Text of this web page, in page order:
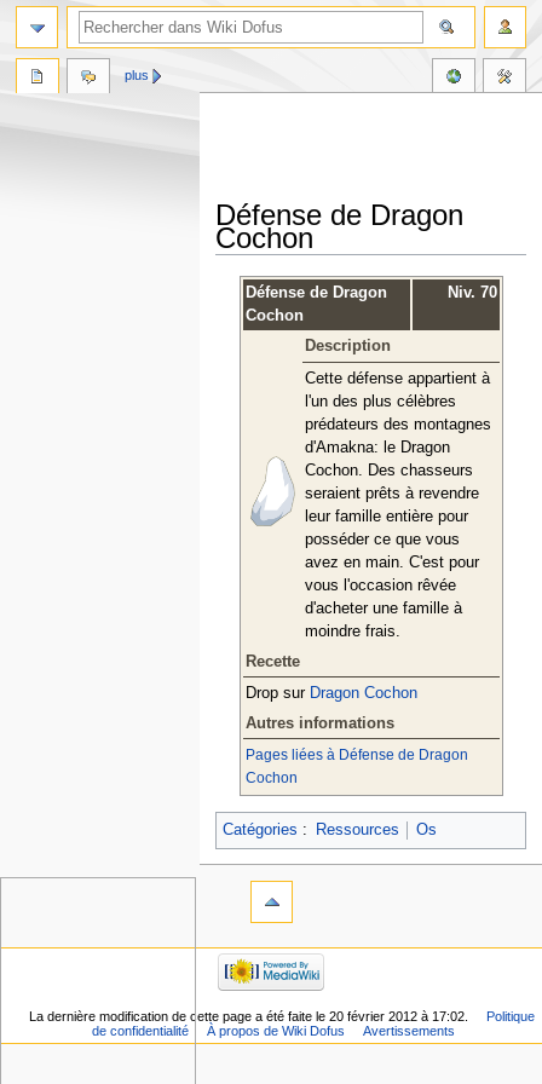
Défense de Dragon
Cochon
Défense de Dragon
Cochon
Niv. 70
Description
Cette défense appartient à
l'un des plus célèbres
prédateurs des montagnes
d'Amakna: le Dragon
Cochon. Des chasseurs
seraient prêts à revendre
leur famille entière pour
posséder ce que vous
avez en main. C'est pour
vous l'occasion rêvée
d'acheter une famille à
moindre frais.
Recette
Drop sur Dragon Cochon
Autres informations
Pages liées à Défense de Dragon
Cochon
Catégories : Ressources Os
plus
La dernière modification de cette page a été faite le 20 février 2012 à 17:02.
Politique
de confidentialité
À propos de Wiki Dofus Avertissements